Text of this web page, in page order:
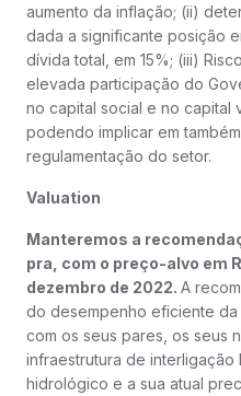
aumento da inflação; (ii)
dada a significante posição
dívida total, em 15%; (iii)
elevada participação do
no capital social e no capital
podendo implicar em
regulamentação do setor.
Valuation
Manteremos a
pra, com o preço-alvo em
dezembro de 2022. A
do desempenho eficiente
com os seus pares, os seus
infraestrutura de interligação
hidrológico e a sua atual